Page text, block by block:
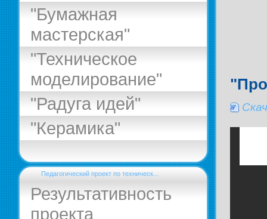
"Бумажная
мастерская"
"Техническое
моделирование"
"Радуга идей"
"Керамика"
Педагогический проект по техническ...
Результативность
проекта